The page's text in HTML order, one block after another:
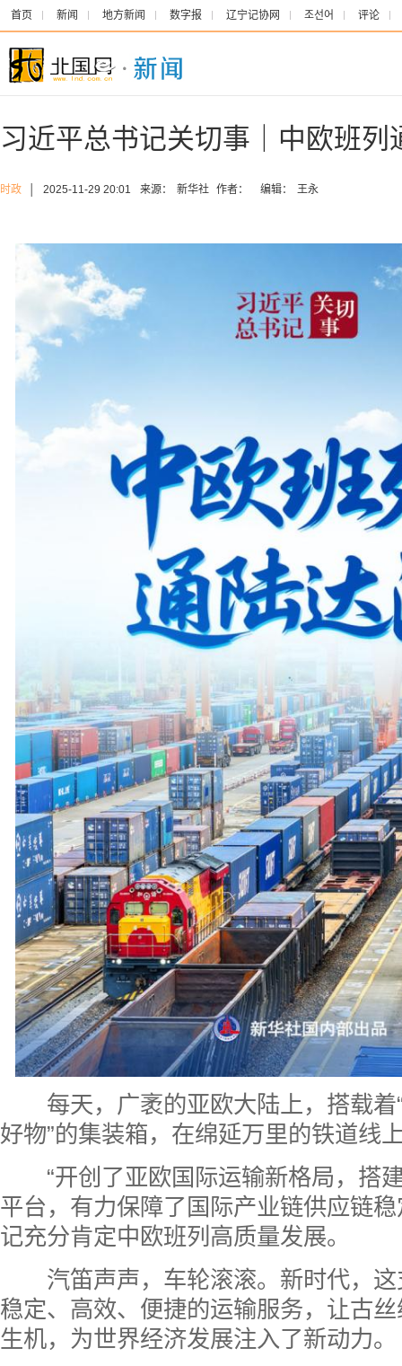
首页 新闻 地方新闻 数字报 辽宁记协网 조선어 评论
习近平总书记关切事｜中欧班列
时政 2025-11-29 20:01 来源： 新华社 作者： 编辑： 王永
每天，广袤的亚欧大陆上，搭载着
好物”的集装箱，在绵延万里的铁道线
“开创了亚欧国际运输新格局，搭
平台，有力保障了国际产业链供应链
记充分肯定中欧班列高质量发展。
汽笛声声，车轮滚滚。新时代，这
稳定、高效、便捷的运输服务，让古
生机，为世界经济发展注入了新动力。